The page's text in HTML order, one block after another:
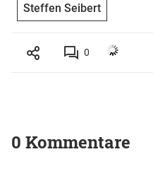
Steffen Seibert
0
0 Kommentare